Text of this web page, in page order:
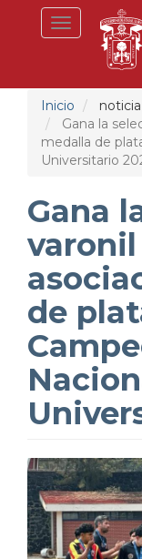
Toggle
navigation
Inicio
noticia
Gana la
medalla de
Universitario
Gana
de